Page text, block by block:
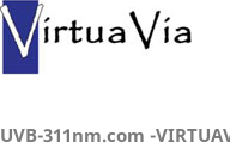
UVB-311nm.com -